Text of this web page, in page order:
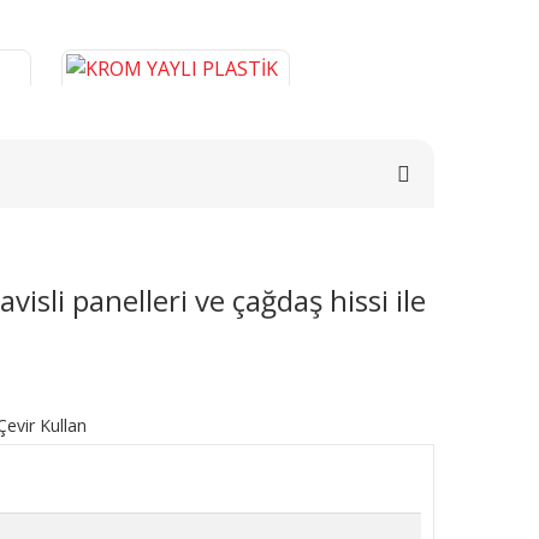
KROM YAYLI PLASTİK BORU
GİZLEME 9 CM
panelleri ve çağdaş hissi ile